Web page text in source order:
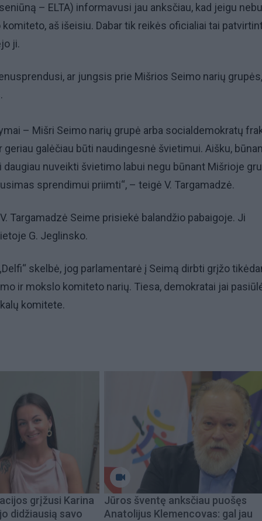
– ELTA) informavusi jau anksčiau, kad jeigu
aš išeisiu. Dabar tik reikės oficialiai tai
ji.
ar jungsis prie Mišrios Seimo narių
– Mišri Seimo narių grupė arba socialdemokratų
geriau galėčiau būti naudingesnė švietimui. Aišku,
daugiau nuveikti švietimo labui negu būnant Mišrioje
sprendimui priimti“, – teigė V. Targamadzė.
Targamadzė Seime prisiekė balandžio pabaigoje. Ji
G. Jeglinsko.
skelbė, jog parlamentarė į Seimą dirbti grįžo
ir mokslo komiteto narių. Tiesa, demokratai jai
komitete.
grįžusi Karina
didžiausią savo
Jūros šventę anksčiau puošęs
Anatolijus Klemencovas: gal jau